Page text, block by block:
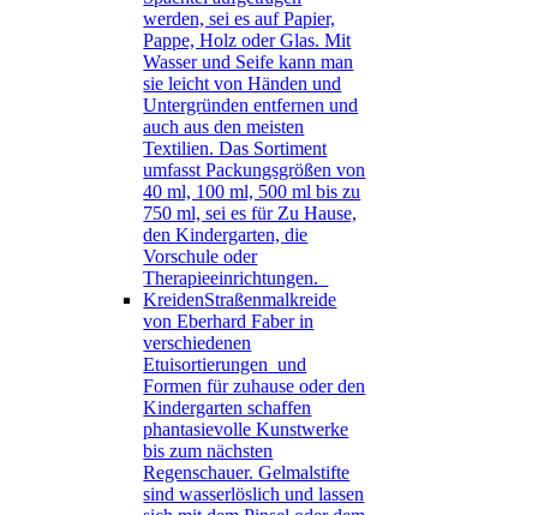
werden, sei es auf Papier,
Pappe, Holz oder Glas. Mit
Wasser und Seife kann man
sie leicht von Händen und
Untergründen entfernen und
auch aus den meisten
Textilien. Das Sortiment
umfasst Packungsgrößen von
40 ml, 100 ml, 500 ml bis zu
750 ml, sei es für Zu Hause,
den Kindergarten, die
Vorschule oder
Therapieeinrichtungen.
KreidenStraßenmalkreide
von Eberhard Faber in
verschiedenen
Etuisortierungen und
Formen für zuhause oder den
Kindergarten schaffen
phantasievolle Kunstwerke
bis zum nächsten
Regenschauer. Gelmalstifte
sind wasserlöslich und lassen